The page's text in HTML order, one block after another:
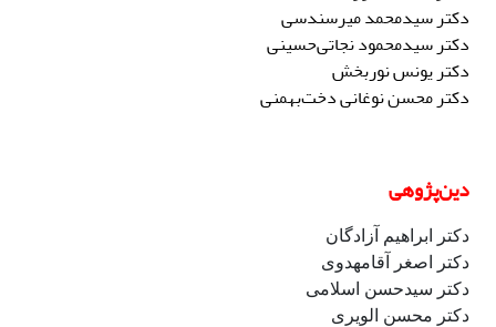
دکتر سیدمحمد میرسندسی
دکترسیدمحمود نجاتی‌حسینی
دکتریونسنوربخش
دکترمحسننوغانی دخت‌بهمنی
دین‌پژوهی
دکتر ابراهیم آزادگان
دکتر اصغر آقامهدوی
دکتر سیدحسن اسلامی
دکتر محسن الویری